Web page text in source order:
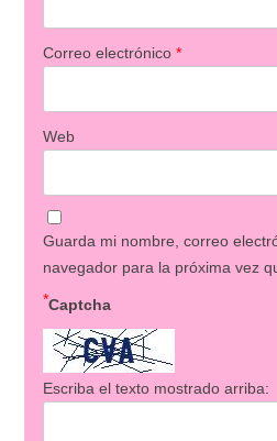
Correo electrónico *
Web
Guarda mi nombre, correo
navegador para la próxima vez
Captcha
*
Escriba el texto mostrado arriba: